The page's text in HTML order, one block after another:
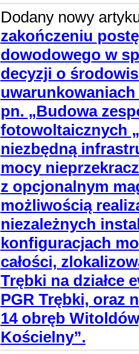
Dodany nowy
zakończeniu
dowodowego w
decyzji o
pn. „Budowa
fotowoltaicznych
niezbędną
mocy
z opcjonalnym
możliwością
niezależnych
konfiguracjach
całości,
Trębki na działce
PGR Trębki, oraz
14 obręb
Kościelny”.